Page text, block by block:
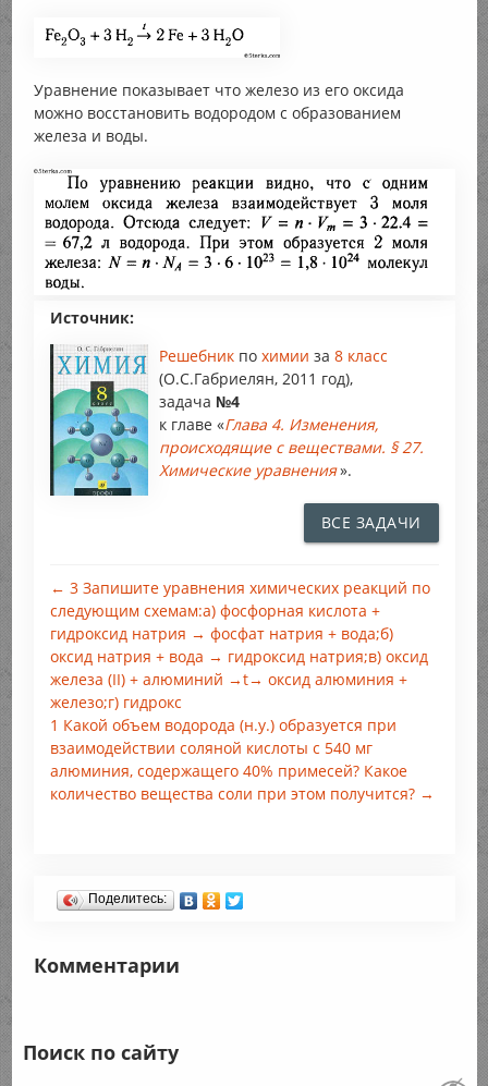
Уравнение показывает что железо из его оксида
можно восстановить водородом с образованием
железа и воды.
Источник:
Решебник по химии за 8 класс
(О.С.Габриелян, 2011 год),
задача №4
к главе «Глава 4. Изменения,
происходящие с веществами. § 27.
Химические уравнения».
ВСЕ ЗАДАЧИ
← 3 Запишите уравнения химических реакций по
следующим схемам:а) фосфорная кислота +
гидроксид натрия → фосфат натрия + вода;б)
оксид натрия + вода → гидроксид натрия;в) оксид
железа (II) + алюминий →t→ оксид алюминия +
железо;г) гидрокс
1 Какой объем водорода (н.у.) образуется при
взаимодействии соляной кислоты с 540 мг
алюминия, содержащего 40% примесей? Какое
количество вещества соли при этом получится? →
Поделитесь:
Комментарии
Поиск по сайту